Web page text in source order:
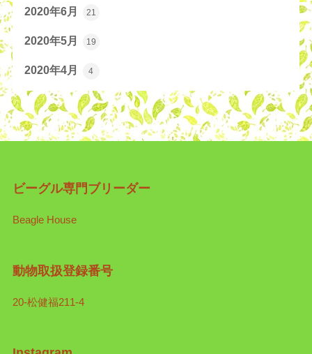
2020年6月 21
2020年5月 19
2020年4月 4
ビーグル専門ブリーダー
Beagle House
動物取扱登録番号
20-松健福211-4